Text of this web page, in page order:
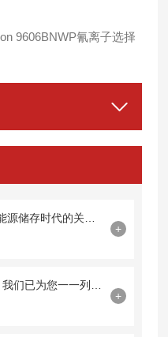
9606BNWP氰离子选择
+
+